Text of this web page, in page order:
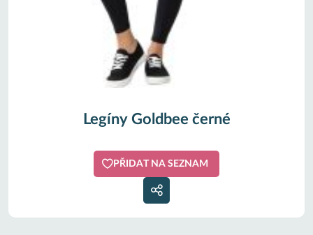
Legíny Goldbee černé
PŘIDAT NA SEZNAM